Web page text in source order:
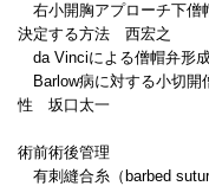
右小開胸アプローチ下僧
決定する方法 西宏之
da Vinciによる僧帽弁形
Barlow病に対する小切開
性 坂口太一
術前術後管理
有刺縫合糸（barbed